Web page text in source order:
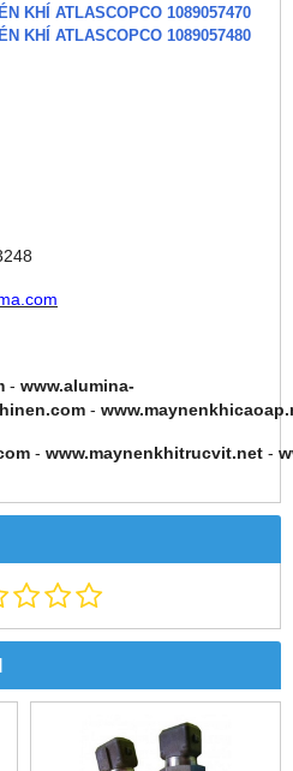
KHÍ ATLASCOPCO 1089057470
KHÍ ATLASCOPCO 1089057480
- www.alumina-
-
- www.maynenkhitrucvit.net -